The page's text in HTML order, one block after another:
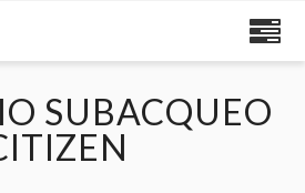
SUBACQUEO